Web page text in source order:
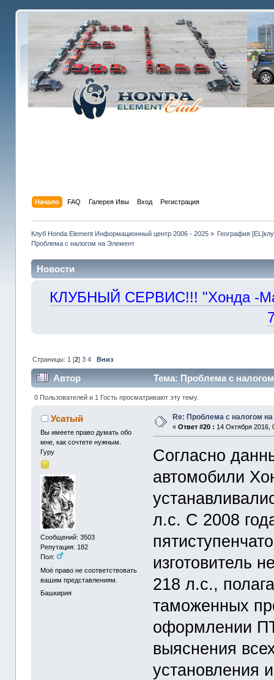
Начало FAQ Галерея Ивы Вход Регистрация
Клуб Honda Element Информационный центр 2006 - 2025» География
Проблема с налогом на Элемент
Новости
КЛУБНЫЙ СЕРВИС!!! "Хонда -
Страницы: 1 [2] 3 4 Вниз
Автор Тема: Проблема с
0 Пользователей и 1 Гость просматривают эту тему.
Усатый
Вы имеете право думать обо
мне, как сочтете нужным.
Гуру
Сообщений: 3503
Репутация: 182
Пол:
Моё право не соответствовать
вашим представлениям.
Башкирия
Re: Проблема с налогом
«Ответ #20 : 14 Октября 2016,
Согласно
автомобили
л.с. С 2008
изготовитель
218 л.с.,
таможенных
оформлении
выяснения
установления